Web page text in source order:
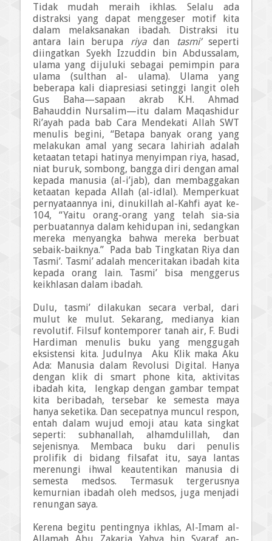
Tidak mudah meraih ikhlas. Selalu ada
distraksi yang dapat menggeser motif kita
dalam melaksanakan ibadah. Distraksi itu
antara lain berupa riyadan tasmi’seperti
diingatkan Syekh Izzuddin bin Abdussalam,
ulama yang dijuluki sebagai pemimpin para
ulama (sulthan al- ulama). Ulama yang
beberapa kali diapresiasi setinggi langit oleh
Gus Baha—sapaan akrab K.H. Ahmad
Bahauddin Nursalim—itu dalam Maqashidur
Ri’ayah pada bab Cara Mendekati Allah SWT
menulis begini, “Betapa banyak orang yang
melakukan amal yang secara lahiriah adalah
ketaatan tetapi hatinya menyimpan riya, hasad,
niat buruk, sombong, bangga diri dengan amal
kepada manusia (al-i’jab), dan membaggakan
ketaatan kepada Allah (al-idlal). Memperkuat
pernyataannya ini, dinukillah al-Kahfi ayat ke-
104, “Yaitu orang-orang yang telah sia-sia
perbuatannya dalam kehidupan ini, sedangkan
mereka menyangka bahwa mereka berbuat
sebaik-baiknya.” Pada bab Tingkatan Riya dan
Tasmi’. Tasmi’ adalah menceritakan ibadah kita
kepada orang lain. Tasmi’ bisa menggerus
keikhlasan dalam ibadah.
Dulu, tasmi’ dilakukan secara verbal, dari
mulut ke mulut. Sekarang, medianya kian
revolutif. Filsuf kontemporer tanah air, F. Budi
Hardiman menulis buku yang menggugah
eksistensi kita. Judulnya
Aku Klik maka Aku
Ada: Manusia dalam Revolusi Digital. Hanya
dengan klik di smart phone kita, aktivitas
ibadah kita,
lengkap dengan gambar tempat
kita beribadah, tersebar ke semesta maya
hanya seketika. Dan secepatnya muncul respon,
entah dalam wujud emoji atau kata singkat
seperti: subhanallah, alhamdulillah, dan
sejenisnya. Membaca buku dari penulis
prolifik di bidang filsafat itu, saya lantas
merenungi ihwal keautentikan manusia di
semesta medsos. Termasuk tergerusnya
kemurnian ibadah oleh medsos, juga menjadi
renungan saya.
Kerena begitu pentingnya ikhlas, Al-Imam al-